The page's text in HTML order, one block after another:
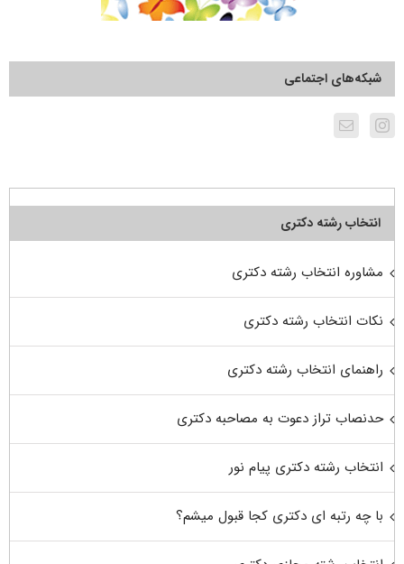
شبکه‌های اجتماعی
انتخاب رشته دکتری
مشاوره انتخاب رشته دکتری
نکات انتخاب رشته دکتری
راهنمای انتخاب رشته دکتری
حدنصاب تراز دعوت به مصاحبه دکتری
انتخاب رشته دکتری پیام نور
با چه رتبه ای دکتری کجا قبول میشم؟